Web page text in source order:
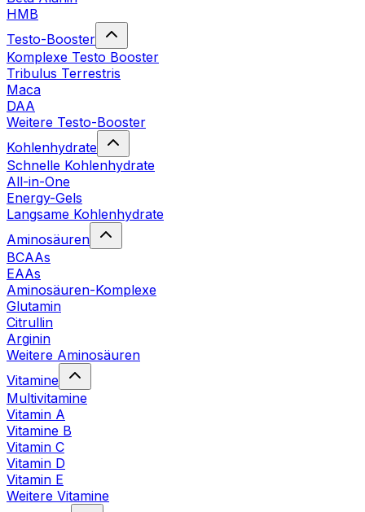
HMB
Testo-Booster
Komplexe Testo Booster
Tribulus Terrestris
Maca
DAA
Weitere Testo-Booster
Kohlenhydrate
Schnelle Kohlenhydrate
All-in-One
Energy-Gels
Langsame Kohlenhydrate
Aminosäuren
BCAAs
EAAs
Aminosäuren-Komplexe
Glutamin
Citrullin
Arginin
Weitere Aminosäuren
Vitamine
Multivitamine
Vitamin A
Vitamine B
Vitamin C
Vitamin D
Vitamin E
Weitere Vitamine